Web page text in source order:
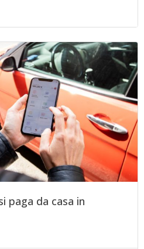
paga da casa in